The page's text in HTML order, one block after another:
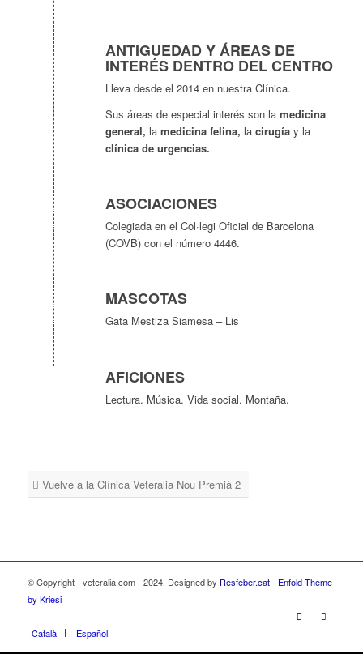
ANTIGUEDAD Y ÁREAS DE
INTERÉS DENTRO DEL CENTRO
Lleva desde el 2014 en nuestra Clínica.
Sus áreas de especial interés son la medicina
general, lamedicina felina, lacirugía y la
clínica de urgencias.
ASOCIACIONES
Colegiada en el Col·legi Oficial de Barcelona
(COVB) con el número 4446.
MASCOTAS
Gata Mestiza Siamesa – Lis
AFICIONES
Lectura. Música. Vida social. Montaña.
Vuelve a la Clínica Veteralia Nou Premià 2
© Copyright - veteralia.com - 2024. Designed by Resfeber.cat- Enfold Theme
by Kriesi
Català Español